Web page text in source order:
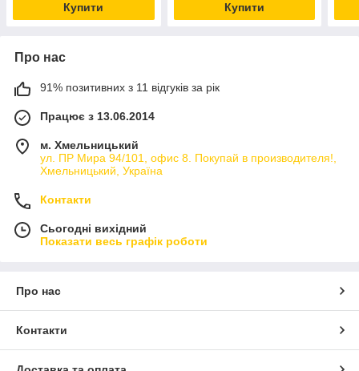
Купити Купити
Про нас
91% позитивних з 11 відгуків за рік
Працює з 13.06.2014
м. Хмельницький
ул. ПР Мира 94/101, офис 8. Покупай в производителя!,
Хмельницький, Україна
Контакти
Сьогодні вихідний
Показати весь графік роботи
Про нас
Контакти